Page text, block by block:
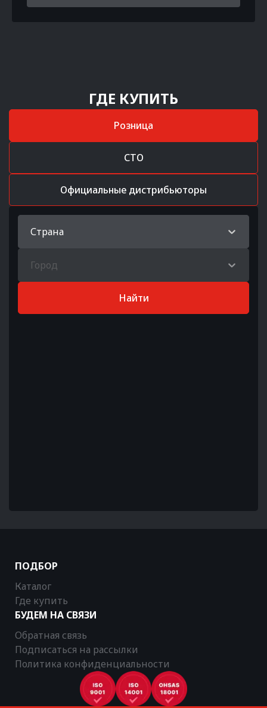
ГДЕ КУПИТЬ
Розница
СТО
Официальные дистрибьюторы
Страна
Город
Найти
ПОДБОР
Каталог
Где купить
БУДЕМ НА СВЯЗИ
Обратная связь
Подписаться на рассылки
Политика конфиденциальности